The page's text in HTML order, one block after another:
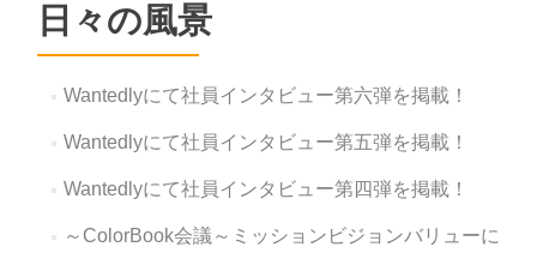
日々の風景
Wantedlyにて社員インタビュー第六弾を掲載！
Wantedlyにて社員インタビュー第五弾を掲載！
Wantedlyにて社員インタビュー第四弾を掲載！
～ColorBook会議～ミッションビジョンバリューに